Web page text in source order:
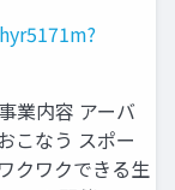
業内容 アーバ
こなう スポー
クワクできる生